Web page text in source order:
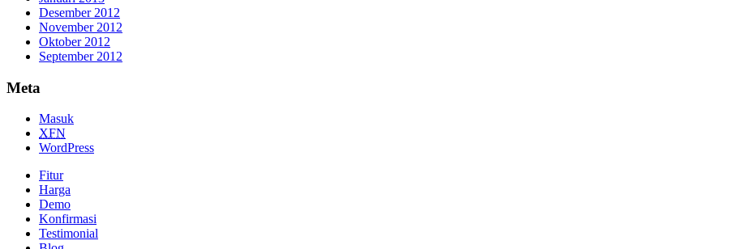
Desember 2012
November 2012
Oktober 2012
September 2012
Meta
Masuk
XFN
WordPress
Fitur
Harga
Demo
Konfirmasi
Testimonial